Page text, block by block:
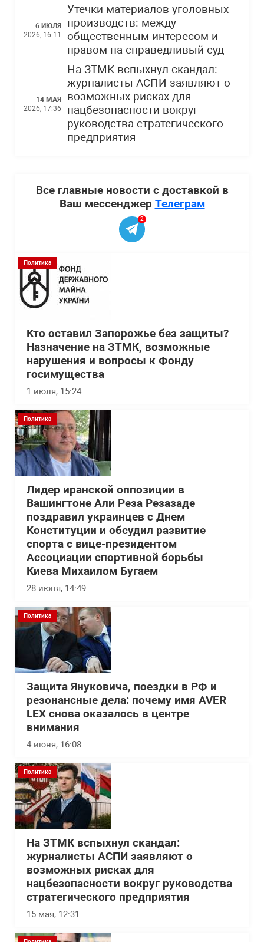
6 ИЮЛЯ
2026, 16:11
Утечки материалов уголовных
производств: между
общественным интересом и
правом на справедливый суд
14 МАЯ
2026, 17:36
На ЗТМК вспыхнул скандал:
журналисты АСПИ заявляют о
возможных рисках для
нацбезопасности вокруг
руководства стратегического
предприятия
Все главные новости с доставкой в
Ваш мессенджер Телеграм
2
Политика
Кто оставил Запорожье без защиты?
Назначение на ЗТМК, возможные
нарушения и вопросы к Фонду
госимущества
1 июля, 15:24
Политика
Лидер иранской оппозиции в
Вашингтоне Али Реза Резазаде
поздравил украинцев с Днем
Конституции и обсудил развитие
спорта с вице-президентом
Ассоциации спортивной борьбы
Киева Михаилом Бугаем
28 июня, 14:49
Политика
Защита Януковича, поездки в РФ и
резонансные дела: почему имя AVER
LEX снова оказалось в центре
внимания
4 июня, 16:08
Политика
На ЗТМК вспыхнул скандал:
журналисты АСПИ заявляют о
возможных рисках для
нацбезопасности вокруг руководства
стратегического предприятия
15 мая, 12:31